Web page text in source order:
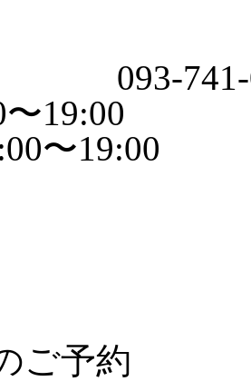
093-
19:00
〜19:00
ご予約